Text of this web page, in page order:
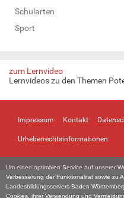
Um einen optimalen Service auf unserer
Verbesserung der Funktionalität sowie zu
Landesbildungsservers Baden-
Cookies, ihrer Verwendung und
Schularten
Sport
zum Lernvideo
Lernvideos zu den Themen
Impressum Kontakt
Urheberrechtsinformationen